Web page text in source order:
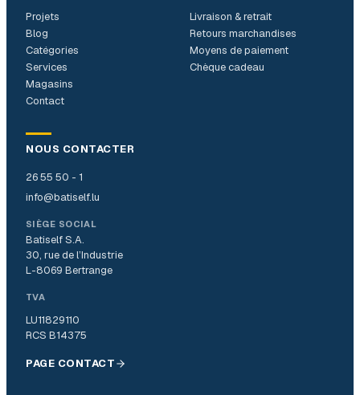
Projets
Blog
Catégories
Services
Magasins
Contact
Livraison & retrait
Retours marchandises
Moyens de paiement
Chèque cadeau
NOUS CONTACTER
26 55 50 - 1
info@batiself.lu
SIÈGE SOCIAL
Batiself S.A.
30, rue de l’Industrie
L-8069 Bertrange
TVA
LU11829110
RCS B14375
PAGE CONTACT